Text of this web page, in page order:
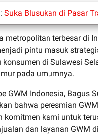
Suka Blusukan di Pasar
metropolitan terbesar di
pintu masuk
konsumen di Sulawesi
pada umumnya.
GWM Indonesia, Bagus
bahwa peresmian
komitmen kami untuk
dan layanan GWM